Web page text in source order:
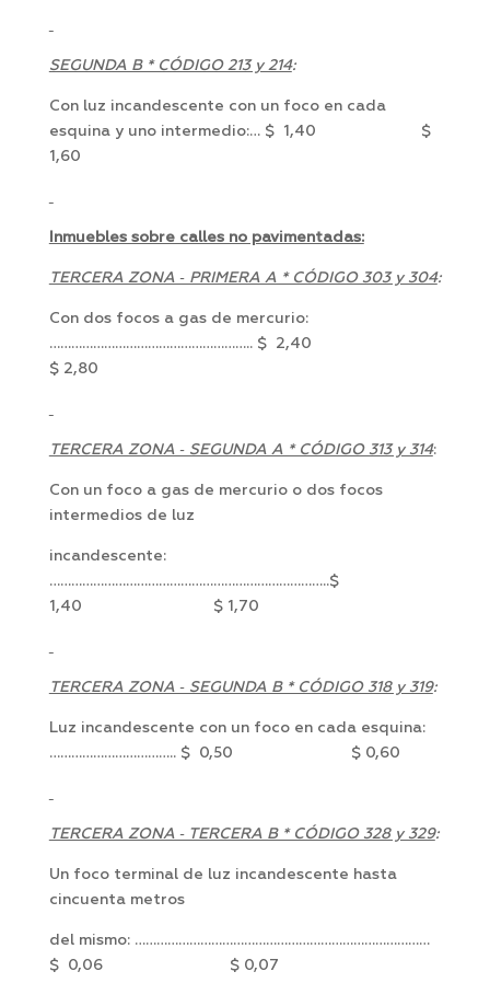
SEGUNDA B * CÓDIGO 213 y 214:
Con luz incandescente con un foco en cada
esquina y uno intermedio:… $ 1,40 $
1,60
Inmuebles sobre calles no pavimentadas:
TERCERA ZONA ‑ PRIMERA A * CÓDIGO 303 y 304:
Con dos focos a gas de mercurio:
……………………………………………….. $ 2,40
$ 2,80
TERCERA ZONA ‑ SEGUNDA A * CÓDIGO 313 y 314:
Con un foco a gas de mercurio o dos focos
intermedios de luz
incandescente:
…………………………………………………………………..$
1,40 $ 1,70
TERCERA ZONA ‑ SEGUNDA B * CÓDIGO 318 y 319:
Luz incandescente con un foco en cada esquina:
…………………………….. $ 0,50 $ 0,60
TERCERA ZONA ‑ TERCERA B * CÓDIGO 328 y 329:
Un foco terminal de luz incandescente hasta
cincuenta metros
del mismo: ………………………………………………………………………
$ 0,06 $ 0,07